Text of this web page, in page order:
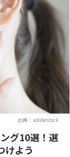
出典：adobestock
グ10選！選
けよう